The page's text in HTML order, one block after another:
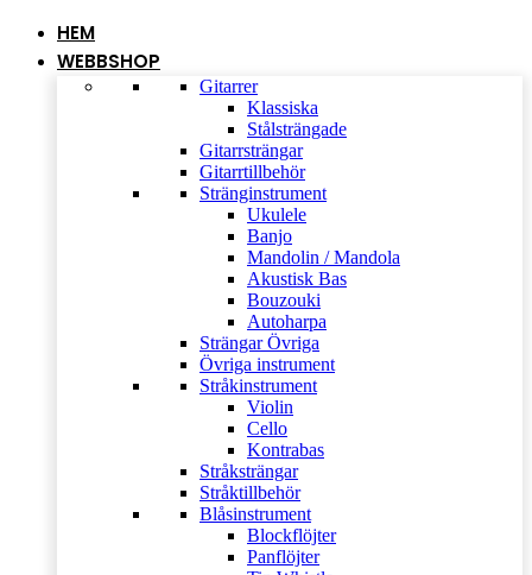
HEM
WEBBSHOP
Gitarrer
Klassiska
Stålsträngade
Gitarrsträngar
Gitarrtillbehör
Stränginstrument
Ukulele
Banjo
Mandolin / Mandola
Akustisk Bas
Bouzouki
Autoharpa
Strängar Övriga
Övriga instrument
Stråkinstrument
Violin
Cello
Kontrabas
Stråksträngar
Stråktillbehör
Blåsinstrument
Blockflöjter
Panflöjter